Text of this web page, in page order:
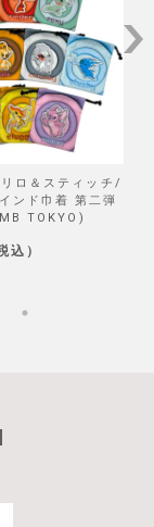
ロ＆スティッチ/
ンド巾着 第二弾
TOKYO)
込）